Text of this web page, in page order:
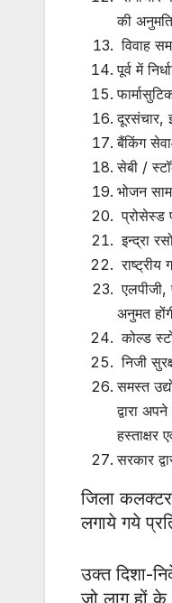
की अनुमति
विवाह
पूर्व में
दूरसंचार,
बैंकिंग
सेबी /
भोजन
प्रोसेस्ड
इन्द्रा
अनुमत
कोल्ड
निजी
समस्त
द्वारा
हस्ताक्षर
सरकार
जिला
लगाये गये
उक्त दिशा-